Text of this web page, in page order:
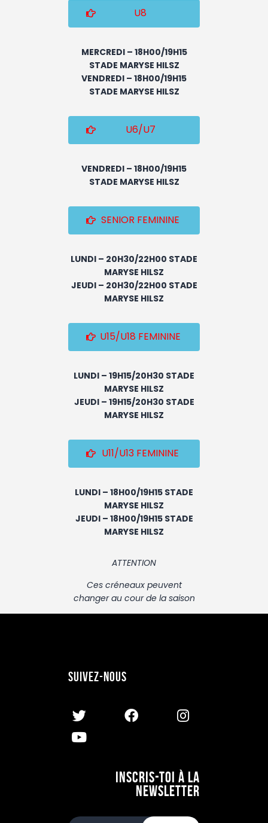
U8
MERCREDI – 18H00/19H15
STADE MARYSE HILSZ
VENDREDI – 18H00/19H15
STADE MARYSE HILSZ
U6/U7
VENDREDI – 18H00/19H15
STADE MARYSE HILSZ
SENIOR FEMININE
LUNDI – 20H30/22H00 STADE
MARYSE HILSZ
JEUDI – 20H30/22H00 STADE
MARYSE HILSZ
U15/U18 FEMININE
LUNDI – 19H15/20H30 STADE
MARYSE HILSZ
JEUDI – 19H15/20H30 STADE
MARYSE HILSZ
U11/U13 FEMININE
LUNDI – 18H00/19H15 STADE
MARYSE HILSZ
JEUDI – 18H00/19H15 STADE
MARYSE HILSZ
ATTENTION
Ces créneaux peuvent
changer au cour de la saison
Suivez-nous
Inscris-toi à la
newsletter